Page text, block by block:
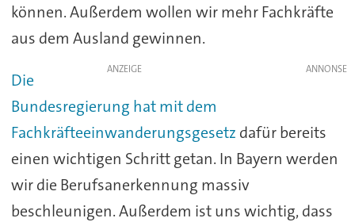
können. Außerdem wollen wir mehr Fachkräfte
aus dem Ausland gewinnen.
ANZEIGE
Die
Bundesregierung hat mit dem
Fachkräfteeinwanderungsgesetz dafür bereits
einen wichtigen Schritt getan. In Bayern werden
wir die Berufsanerkennung massiv
beschleunigen. Außerdem ist uns wichtig, dass